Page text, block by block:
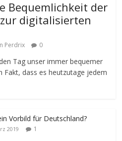
Bequemlichkeit der
digitalisierten
Perdrix 0
Tag unser immer bequemer
Fakt, dass es heutzutage jedem
Vorbild für Deutschland?
2019 1